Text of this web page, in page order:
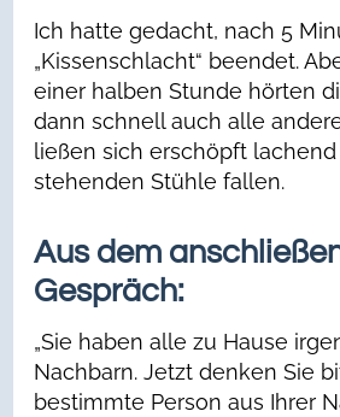
Ich hatte gedacht, nach 5
„Kissenschlacht“ beendet.
einer halben Stunde hörten
dann schnell auch alle
ließen sich erschöpft
stehenden Stühle fallen.
Aus dem
Gespräch:
„Sie haben alle zu Hause
Nachbarn. Jetzt denken Sie
bestimmte Person aus Ihrer